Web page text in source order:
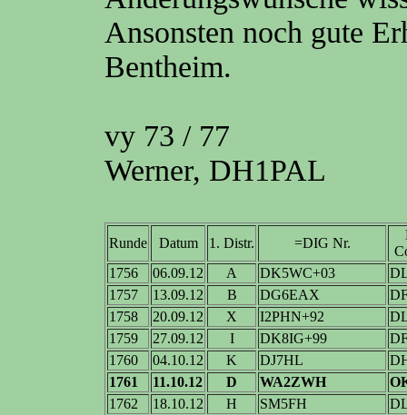
Ansonsten noch gute
Bentheim.
vy 73 / 77
Werner, DH1PAL
Runde Datum 1. Distr. =DIG Nr.
1756
06.09.12 A DK5WC+03
1757
13.09.12 B DG6EAX
1758
20.09.12 X I2PHN+92
1759
27.09.12 I DK8IG+99
1760
04.10.12 K DJ7HL
1761
11.10.12 D WA2ZWH
1762
18.10.12 H SM5FH